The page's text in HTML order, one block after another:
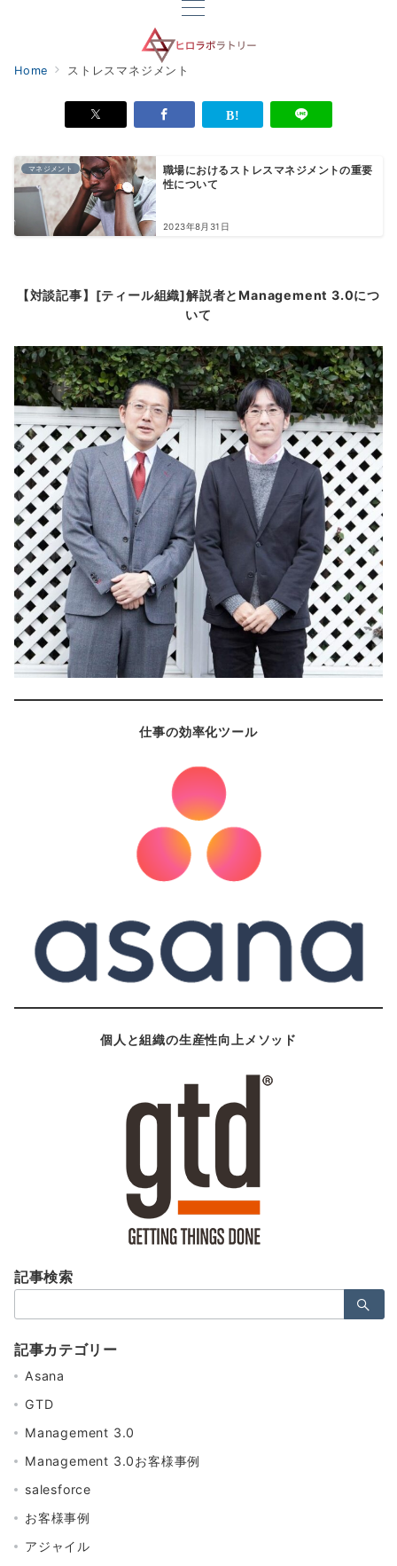
Home ストレスマネジメント
マネジメント
職場におけるストレスマネジメントの重要
性について
2023年8月31日
【対談記事】[ティール組織]解説者とManagement 3.0につ
いて
仕事の効率化ツール
個人と組織の生産性向上メソッド
記事検索
索：
記事カテゴリー
Asana
GTD
Management 3.0
Management 3.0お客様事例
salesforce
お客様事例
アジャイル